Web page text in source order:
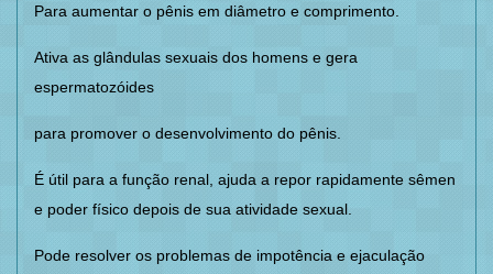
Para aumentar o pênis em diâmetro e comprimento.
Ativa as glândulas sexuais dos homens e gera
espermatozóides
para promover o desenvolvimento do pênis.
É útil para a função renal, ajuda a repor rapidamente sêmen
e poder físico depois de sua atividade sexual.
Pode resolver os problemas de impotência e ejaculação